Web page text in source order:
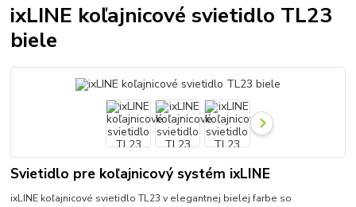
ixLINE koľajnicové svietidlo TL23
biele
Svietidlo pre koľajnicový systém ixLINE
ixLINE koľajnicové svietidlo TL23 v elegantnej bielej farbe so